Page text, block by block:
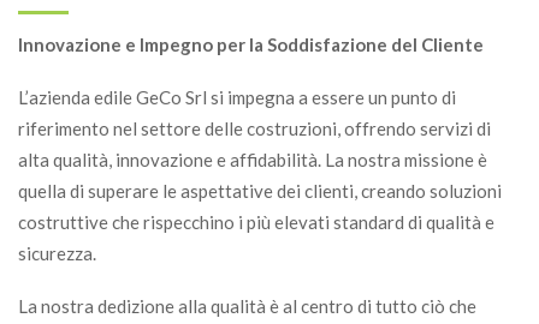
Innovazione e Impegno per la Soddisfazione del Cliente
L’azienda edile GeCo Srl si impegna a essere un punto di
riferimento nel settore delle costruzioni, offrendo servizi di
alta qualità, innovazione e affidabilità. La nostra missione è
quella di superare le aspettative dei clienti, creando soluzioni
costruttive che rispecchino i più elevati standard di qualità e
sicurezza.
La nostra dedizione alla qualità è al centro di tutto ciò che